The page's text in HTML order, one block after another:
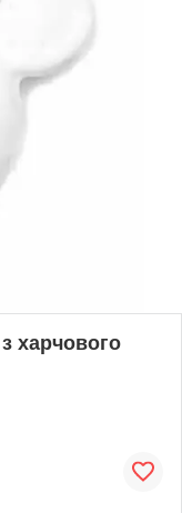
харчового